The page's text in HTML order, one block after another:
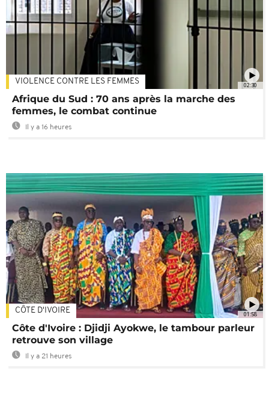
02:30
VIOLENCE CONTRE LES FEMMES
Afrique du Sud : 70 ans après la marche des
femmes, le combat continue
Il y a 16 heures
01:58
CÔTE D'IVOIRE
Côte d'Ivoire : Djidji Ayokwe, le tambour parleur
retrouve son village
Il y a 21 heures